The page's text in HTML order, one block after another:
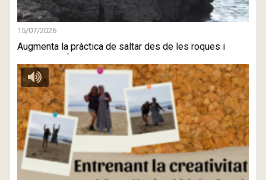
15/07/2026
Augmenta la pràctica de saltar des de les roques i
penya-segat ...